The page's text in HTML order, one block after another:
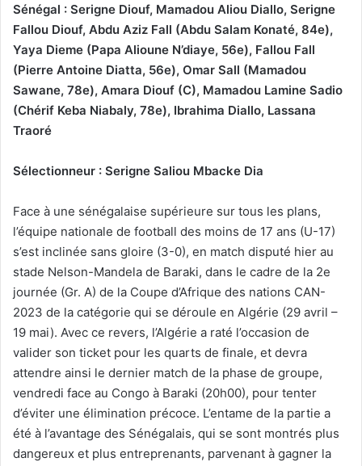
Sénégal : Serigne Diouf, Mamadou Aliou Diallo, Serigne
Fallou Diouf, Abdu Aziz Fall (Abdu Salam Konaté, 84e),
Yaya Dieme (Papa Alioune N’diaye, 56e), Fallou Fall
(Pierre Antoine Diatta, 56e), Omar Sall (Mamadou
Sawane, 78e), Amara Diouf (C), Mamadou Lamine Sadio
(Chérif Keba Niabaly, 78e), Ibrahima Diallo, Lassana
Traoré
Sélectionneur : Serigne Saliou Mbacke Dia
Face à une sénégalaise supérieure sur tous les plans,
l’équipe nationale de football des moins de 17 ans (U-17)
s’est inclinée sans gloire (3-0), en match disputé hier au
stade Nelson-Mandela de Baraki, dans le cadre de la 2e
journée (Gr. A) de la Coupe d’Afrique des nations CAN-
2023 de la catégorie qui se déroule en Algérie (29 avril –
19 mai). Avec ce revers, l’Algérie a raté l’occasion de
valider son ticket pour les quarts de finale, et devra
attendre ainsi le dernier match de la phase de groupe,
vendredi face au Congo à Baraki (20h00), pour tenter
d’éviter une élimination précoce. L’entame de la partie a
été à l’avantage des Sénégalais, qui se sont montrés plus
dangereux et plus entreprenants, parvenant à gagner la